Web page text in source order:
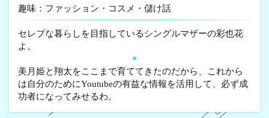
趣味：ファッション・コスメ・儲け話
セレブな暮らしを目指しているシングルマザーの彩也花
よ。
✦
美月姫と翔太をここまで育ててきたのだから、これから
は自分のためにYoutubeの有益な情報を活用して、必ず成
功者になってみせるわ。